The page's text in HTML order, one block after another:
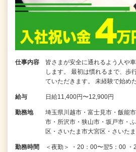
仕事内容
皆さまが安全に通れるよう人や
します。 最初は慣れるまで、歩
ていただきます。 未経験で始め
給与 日給11,400円〜12,900円
勤務地
埼玉県川越市・富士見市・飯能
市・所沢市・狭山市・坂戸市・
区・さいたま市大宮区・さいた
勤務時間
＜夜勤＞ ・20：00〜翌5：00